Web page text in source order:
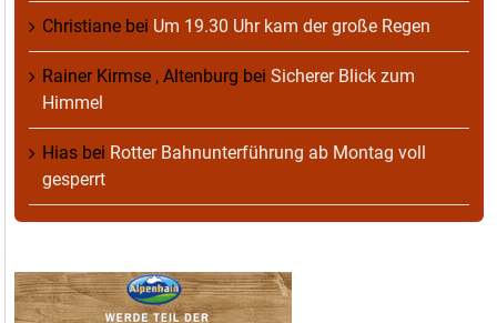
Christiane bei Um 19.30 Uhr kam der große Regen
Rainer Kirmse , Altenburg bei Sicherer Blick zum
Himmel
Hias bei Rotter Bahnunterführung ab Montag voll
gesperrt